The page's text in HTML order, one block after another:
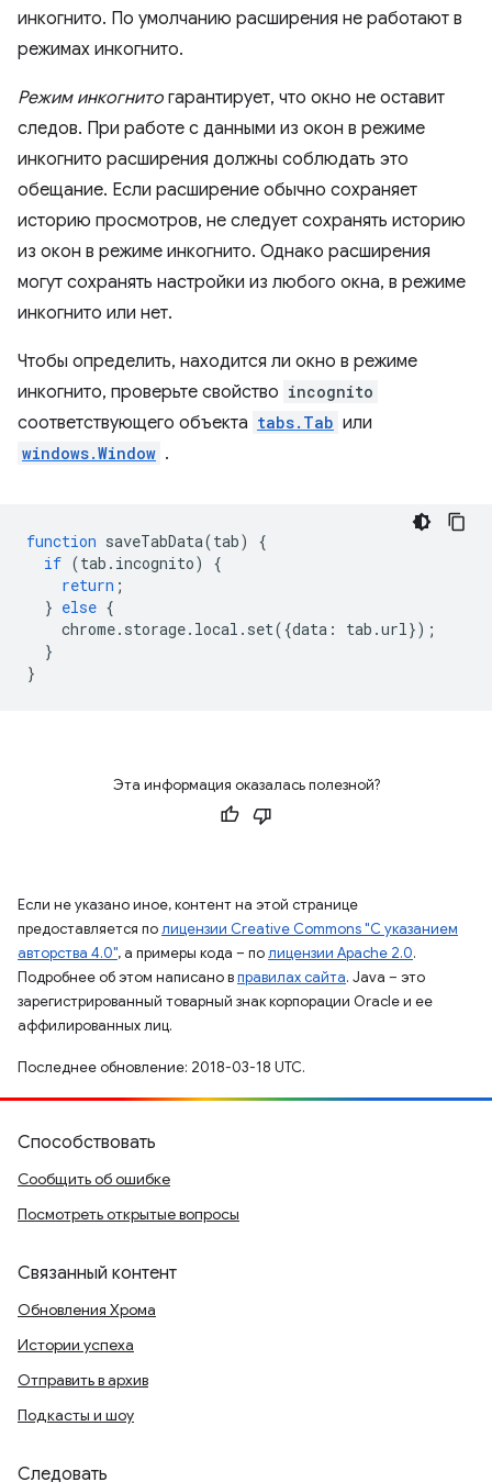
инкогнито. По умолчанию расширения не работают в
режимах инкогнито.
Режим инкогнито гарантирует, что окно не оставит
следов. При работе с данными из окон в режиме
инкогнито расширения должны соблюдать это
обещание. Если расширение обычно сохраняет
историю просмотров, не следует сохранять историю
из окон в режиме инкогнито. Однако расширения
могут сохранять настройки из любого окна, в режиме
инкогнито или нет.
Чтобы определить, находится ли окно в режиме
инкогнито, проверьте свойство incognito
соответствующего объекта tabs.Tab или
windows.Window .
function saveTabData(tab)
{
if (tab . incognito)
{
return ;
} else {
chrome. storage. local . set({data : tab .url});
}
}
Эта информация оказалась полезной?
Если не указано иное, контент на этой странице
предоставляется полицензии Creative Commons "С указанием
авторства 4.0", а примеры кода – полицензии Apache 2.0.
Подробнее об этом написано вправилах сайта. Java – это
зарегистрированный товарный знак корпорации Oracle и ее
аффилированных лиц.
Последнее обновление: 2018-03-18 UTC.
Способствовать
Сообщить об ошибке
Посмотреть открытые вопросы
Связанный контент
Обновления Хрома
Истории успеха
Отправить в архив
Подкасты и шоу
Следовать